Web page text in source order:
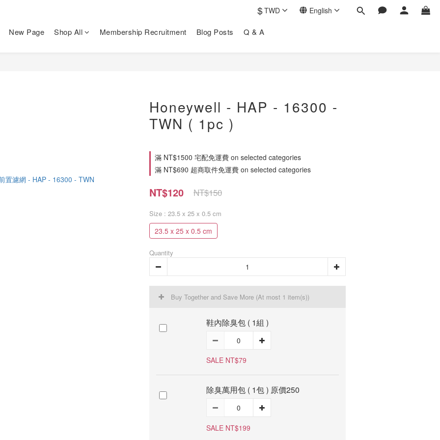
$TWD English
New Page Shop All Membership Recruitment Blog Posts Q & A
Honeywell - HAP - 16300 -
TWN ( 1pc )
滿 NT$1500 宅配免運費 on selected categories
滿 NT$690 超商取件免運費 on selected categories
NT$120 NT$150
Size : 23.5 x 25 x 0.5 cm
23.5 x 25 x 0.5 cm
Quantity
Buy Together and Save More (At most 1 item(s))
鞋內除臭包 ( 1組 )
SALE NT$79
除臭萬用包 ( 1包 ) 原價250
SALE NT$199